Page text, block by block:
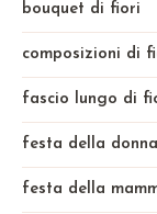
bouquet di fiori
composizioni di
fascio lungo di
festa della donna
festa della